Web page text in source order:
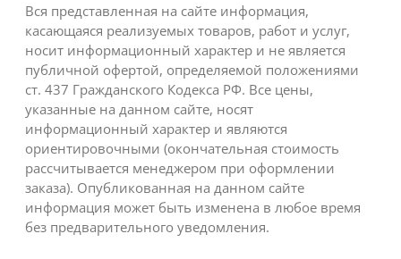
Вся представленная на сайте информация,
касающаяся реализуемых товаров, работ и услуг,
носит информационный характер и не является
публичной офертой, определяемой положениями
ст. 437 Гражданского Кодекса РФ. Все цены,
указанные на данном сайте, носят
информационный характер и являются
ориентировочными (окончательная стоимость
рассчитывается менеджером при оформлении
заказа). Опубликованная на данном сайте
информация может быть изменена в любое время
без предварительного уведомления.